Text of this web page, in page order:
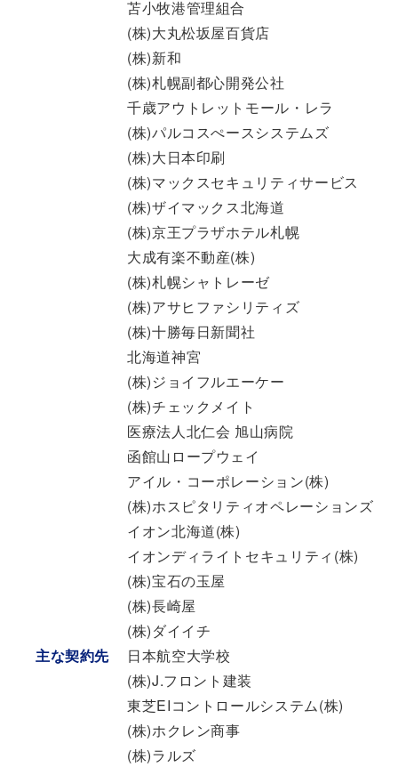
主な契約先
苫小牧港管理組合
(株)大丸松坂屋百貨店
(株)新和
(株)札幌副都心開発公社
千歳アウトレットモール・レラ
(株)パルコスぺースシステムズ
(株)大日本印刷
(株)マックスセキュリティサービス
(株)ザイマックス北海道
(株)京王プラザホテル札幌
大成有楽不動産(株)
(株)札幌シャトレーゼ
(株)アサヒファシリティズ
(株)十勝毎日新聞社
北海道神宮
(株)ジョイフルエーケー
(株)チェックメイト
医療法人北仁会 旭山病院
函館山ロープウェイ
アイル・コーポレーション(株)
(株)ホスピタリティオペレーションズ
イオン北海道(株)
イオンディライトセキュリティ(株)
(株)宝石の玉屋
(株)長崎屋
(株)ダイイチ
日本航空大学校
(株)J.フロント建装
東芝EIコントロールシステム(株)
(株)ホクレン商事
(株)ラルズ